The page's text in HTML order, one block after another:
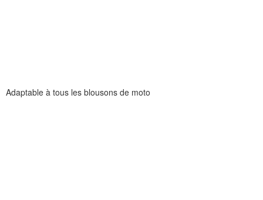
Adaptable à tous les blousons de moto